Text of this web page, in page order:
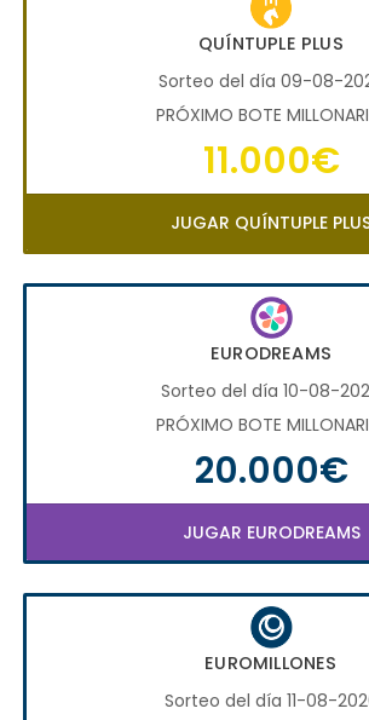
QUÍNTUPLE PLUS
Sorteo del día 09-08-
PRÓXIMO BOTE
11.000€
JUGAR QUÍNTUPLE
EURODREAMS
Sorteo del día 10-08-
PRÓXIMO BOTE
20.000€
JUGAR EURODREAMS
EUROMILLONES
Sorteo del día 11-08-